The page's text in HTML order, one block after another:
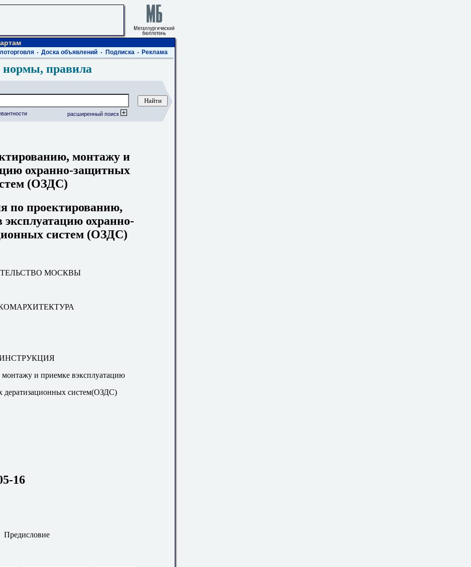
Доска объявлений Подписка Реклама
правила
расширенный поиск
монтажу и
охранно-защитных
(ОЗДС)
по проектированию,
охранно-
систем (ОЗДС)
МОСКВЫ
и приемке вэксплуатацию
дератизационных систем(ОЗДС)
16
Предисловие